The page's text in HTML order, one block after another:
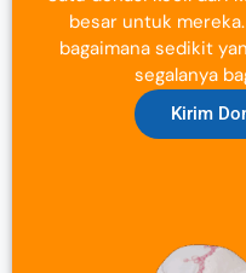
besar untuk
bagaimana sedikit
segalanya
Kirim